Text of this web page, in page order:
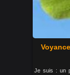
Je suis : un